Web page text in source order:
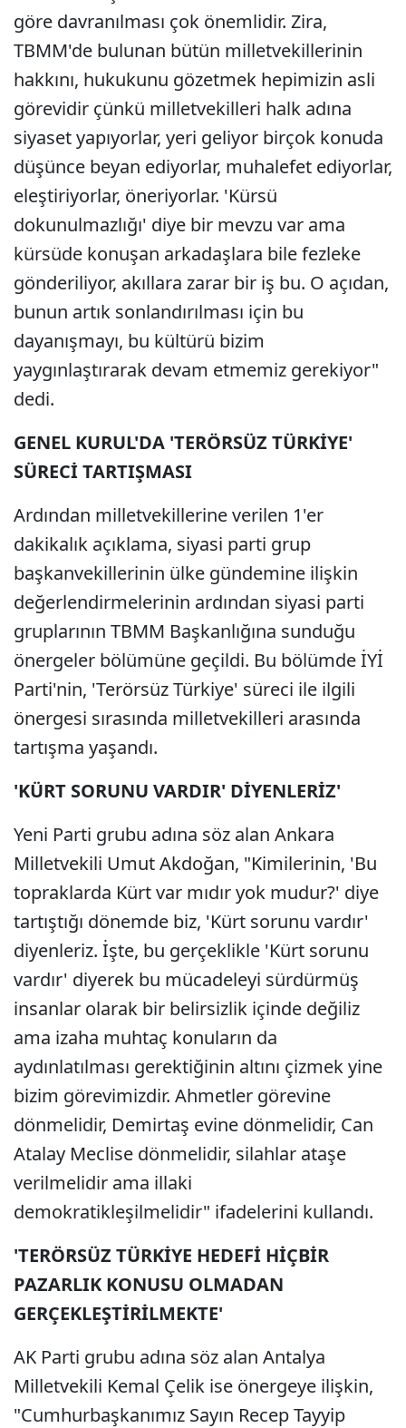
göre davranılması çok önemlidir. Zira,
TBMM'de bulunan bütün milletvekillerinin
hakkını, hukukunu gözetmek hepimizin asli
görevidir çünkü milletvekilleri halk adına
siyaset yapıyorlar, yeri geliyor birçok konuda
düşünce beyan ediyorlar, muhalefet ediyorlar,
eleştiriyorlar, öneriyorlar. 'Kürsü
dokunulmazlığı' diye bir mevzu var ama
kürsüde konuşan arkadaşlara bile fezleke
gönderiliyor, akıllara zarar bir iş bu. O açıdan,
bunun artık sonlandırılması için bu
dayanışmayı, bu kültürü bizim
yaygınlaştırarak devam etmemiz gerekiyor"
dedi.
GENEL KURUL'DA 'TERÖRSÜZ TÜRKİYE'
SÜRECİ TARTIŞMASI
Ardından milletvekillerine verilen 1'er
dakikalık açıklama, siyasi parti grup
başkanvekillerinin ülke gündemine ilişkin
değerlendirmelerinin ardından siyasi parti
gruplarının TBMM Başkanlığına sunduğu
önergeler bölümüne geçildi. Bu bölümde İYİ
Parti'nin, 'Terörsüz Türkiye' süreci ile ilgili
önergesi sırasında milletvekilleri arasında
tartışma yaşandı.
'KÜRT SORUNU VARDIR' DİYENLERİZ'
Yeni Parti grubu adına söz alan Ankara
Milletvekili Umut Akdoğan, "Kimilerinin, 'Bu
topraklarda Kürt var mıdır yok mudur?' diye
tartıştığı dönemde biz, 'Kürt sorunu vardır'
diyenleriz. İşte, bu gerçeklikle 'Kürt sorunu
vardır' diyerek bu mücadeleyi sürdürmüş
insanlar olarak bir belirsizlik içinde değiliz
ama izaha muhtaç konuların da
aydınlatılması gerektiğinin altını çizmek yine
bizim görevimizdir. Ahmetler görevine
dönmelidir, Demirtaş evine dönmelidir, Can
Atalay Meclise dönmelidir, silahlar ataşe
verilmelidir ama illaki
demokratikleşilmelidir" ifadelerini kullandı.
'TERÖRSÜZ TÜRKİYE HEDEFİ HİÇBİR
PAZARLIK KONUSU OLMADAN
GERÇEKLEŞTİRİLMEKTE'
AK Parti grubu adına söz alan Antalya
Milletvekili Kemal Çelik ise önergeye ilişkin,
"Cumhurbaşkanımız Sayın Recep Tayyip